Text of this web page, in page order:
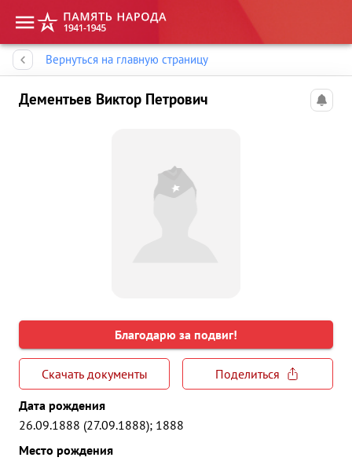
Вернуться на главную страницу
Дементьев Виктор Петрович
Благодарю за подвиг!
Скачать документы
Поделиться
Дата рождения
26.09.1888 (27.09.1888); 1888
Место рождения
Память народа